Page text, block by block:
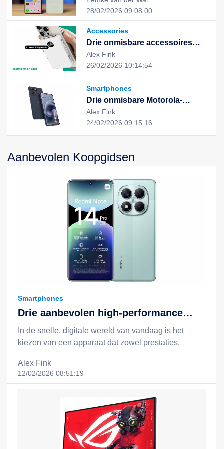
uitstekende prestaties en stijlvol
28/02/2026 09:08:00
Accessories
Drie onmisbare accessoires
voor een slimme, duurzame en
geïntegreerde digitale ervaring
Alex Fink
26/02/2026 10:14:54
Smartphones
Drie onmisbare Motorola-
apparaten voor een slimme,
efficiënte en duurzame digitale
Alex Fink
24/02/2026 09:15:16
Aanbevolen Koopgidsen
Smartphones
Drie aanbevolen high-performance
apparaten: Redmi Note 14, Redmi
Note 14 Pro 5G en het Xiaomi 15T +
Redmi Pad 2-combinatie
In de snelle, digitale wereld van vandaag is het
kiezen van een apparaat dat zowel prestaties,
prijs biedt, essentieel voor een efficiëntere en
gelukkigere levensstijl. Xiaomi staat bekend om zijn
middel van slimme, kostenefficiënte innovaties breidt
het technologie uit tot het dagelijks leven van
mensen uit alle lagen van de samenleving. In dit
artikel nemen we drie opvallende apparaten onder
Alex Fink
12/02/2026 08:51:19